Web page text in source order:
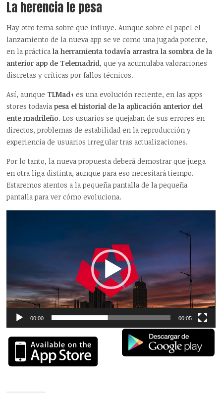
La herencia le pesa
Hay otro tema sobre que influye. Aunque sobre el papel el
lanzamiento de la nueva app se ve como una jugada potente,
en la prácticala herramienta todavía arrastra la sombra de la
anterior app de Telemadrid, que ya acumulaba valoraciones
discretas y críticas por fallos técnicos.
Así, aunque TLMad+ es una evolución reciente, en las apps
stores todavíapesa el historial de la aplicación anterior del
ente madrileño. Los usuarios se quejaban de sus errores en
directos, problemas de estabilidad en la reproducción y
experiencia de usuarios irregular tras actualizaciones.
Por lo tanto, la nueva propuesta deberá demostrar que juega
en otra liga distinta, aunque para eso necesitará tiempo.
Estaremos atentos a la pequeña pantalla de la pequeña
pantalla para ver cómo evoluciona.
00:00 00:05